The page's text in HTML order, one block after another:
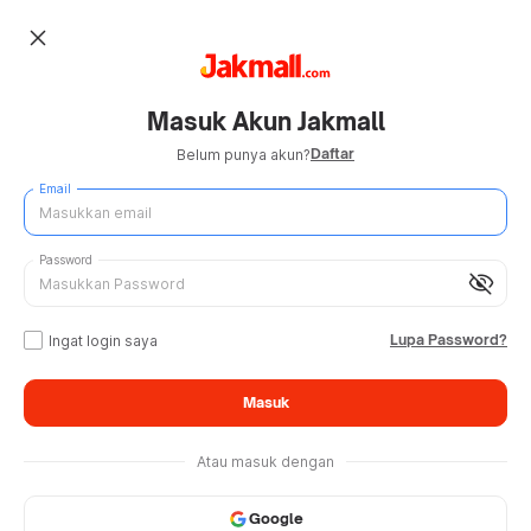
close
Masuk Akun Jakmall
Belum punya akun?Daftar
Email
visibility_off
Password
Ingat login saya Lupa Password?
Masuk
Atau masuk dengan
Google